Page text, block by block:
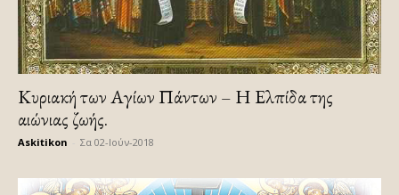
Κυριακή των Αγίων Πάντων – Η Ελπίδα της
αιώνιας ζωής.
Askitikon Σα 02-Ιούν-2018